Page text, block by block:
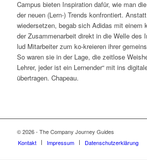
Campus bieten Inspiration dafür, wie man
der neuen (Lern-) Trends konfrontiert.
wiedersetzen, begab sich Adidas mit einem
der Zusammenarbeit direkt in die Welle des
lud Mitarbeiter zum ko-kreieren ihrer
So waren sie in der Lage, die zeitlose
Lehrer, jeder ist ein Lernender“ mit ins
übertragen. Chapeau.
© 2026 - The Company Journey Guides
Kontakt
Impressum Datenschutzerklärung